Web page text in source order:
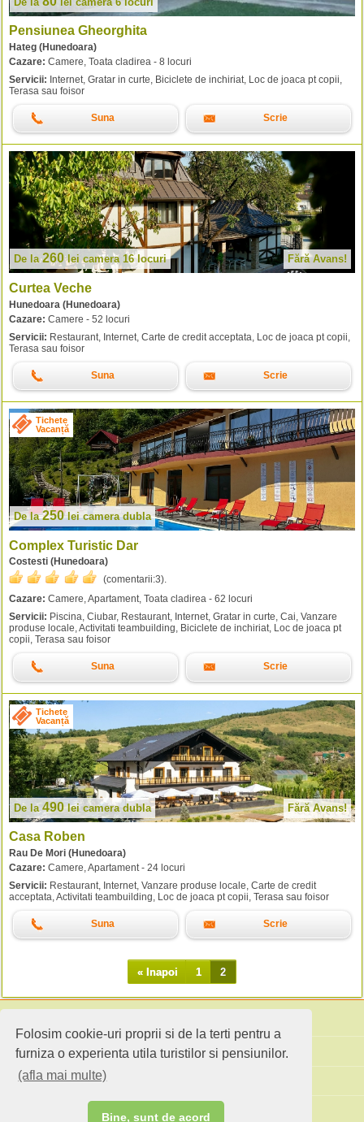
Folosim cookie-uri proprii si de la terti pentru a
furniza o experienta utila turistilor si pensiunilor.
(afla mai multe)
Bine, sunt de acord
Pensiunea Gheorghita
Hateg (Hunedoara)
Cazare: Camere, Toata cladirea - 8 locuri
Servicii: Internet, Gratar in curte, Biciclete de inchiriat, Loc de joaca pt copii,
Terasa sau foisor
Suna Scrie
De la260leicamera 16 locuri Fără Avans!
Curtea Veche
Hunedoara (Hunedoara)
Cazare: Camere - 52 locuri
Servicii: Restaurant, Internet, Carte de credit acceptata, Loc de joaca pt copii,
Terasa sau foisor
Suna Scrie
Tichete
Vacanță
De la250leicamera dubla
Complex Turistic Dar
Costesti (Hunedoara)
(comentarii:3).
Cazare: Camere, Apartament, Toata cladirea - 62 locuri
Servicii: Piscina, Ciubar, Restaurant, Internet, Gratar in curte, Cai, Vanzare
produse locale, Activitati teambuilding, Biciclete de inchiriat, Loc de joaca pt
copii, Terasa sau foisor
Suna Scrie
Tichete
Vacanță
De la 490leicamera dubla Fără Avans!
Casa Roben
Rau De Mori (Hunedoara)
Cazare: Camere, Apartament - 24 locuri
Servicii: Restaurant, Internet, Vanzare produse locale, Carte de credit
acceptata, Activitati teambuilding, Loc de joaca pt copii, Terasa sau foisor
Suna Scrie
« Inapoi 1 2
Cauta pensiuni